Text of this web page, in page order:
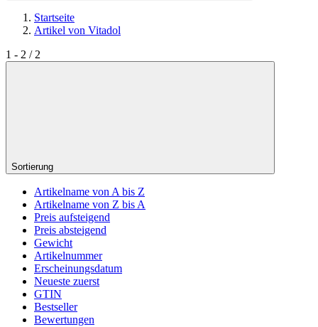
Startseite
Artikel von Vitadol
1 - 2 / 2
Sortierung
Artikelname von A bis Z
Artikelname von Z bis A
Preis aufsteigend
Preis absteigend
Gewicht
Artikelnummer
Erscheinungsdatum
Neueste zuerst
GTIN
Bestseller
Bewertungen